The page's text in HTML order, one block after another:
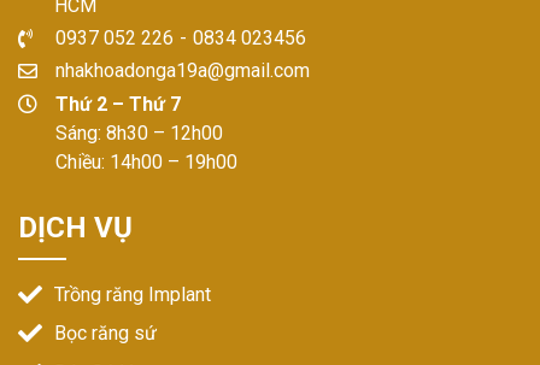
HCM
0937 052 226 - 0834 023456
nhakhoadonga19a@gmail.com
Thứ 2 – Thứ 7
Sáng: 8h30 – 12h00
Chiều: 14h00 – 19h00
DỊCH VỤ
Trồng răng Implant
Bọc răng sứ